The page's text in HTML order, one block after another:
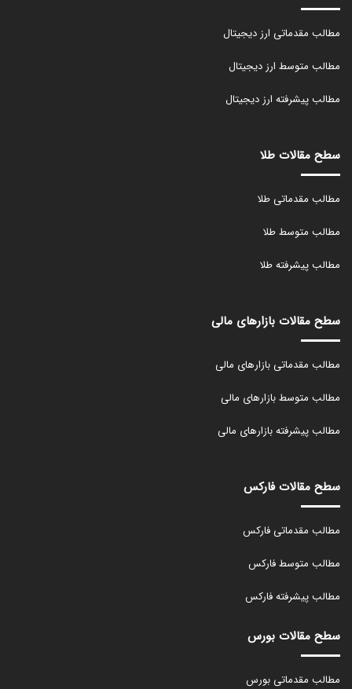
مطالب مقدماتی ارز دیجیتال
مطالب متوسط ارز دیجیتال
مطالب پیشرفته ارز دیجیتال
سطح مقالات طلا
مطالب مقدماتی طلا
مطالب متوسط طلا
مطالب پیشرفته طلا
سطح مقالات بازارهای مالی
مطالب مقدماتی بازارهای مالی
مطالب متوسط بازارهای مالی
مطالب پیشرفته بازارهای مالی
سطح مقالات فارکس
مطالب مقدماتی فارکس
مطالب متوسط فارکس
مطالب پیشرفته فارکس
سطح مقالات بورس
مطالب مقدماتی بورس